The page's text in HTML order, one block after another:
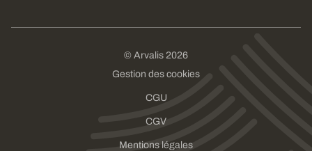
© Arvalis 2026
Gestion des cookies
CGU
CGV
Mentions légales